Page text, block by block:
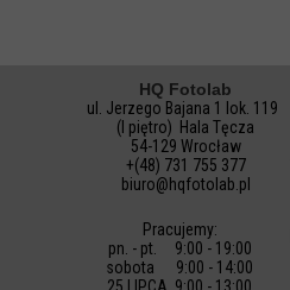
HQ Fotolab
ul. Jerzego Bajana 1 lok. 119
(I piętro) Hala Tęcza
54-129 Wrocław
+(48) 731 755 377
biuro@hqfotolab.pl
Pracujemy:
pn. - pt. 9:00 - 19:00
sobota 9:00 - 14:00